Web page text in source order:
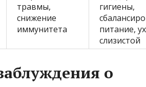
травмы,
снижение
иммунитета
гигиены,
питание,
слизистой
о